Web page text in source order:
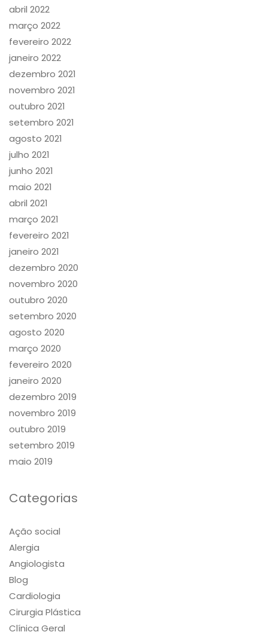
abril 2022
março 2022
fevereiro 2022
janeiro 2022
dezembro 2021
novembro 2021
outubro 2021
setembro 2021
agosto 2021
julho 2021
junho 2021
maio 2021
abril 2021
março 2021
fevereiro 2021
janeiro 2021
dezembro 2020
novembro 2020
outubro 2020
setembro 2020
agosto 2020
março 2020
fevereiro 2020
janeiro 2020
dezembro 2019
novembro 2019
outubro 2019
setembro 2019
maio 2019
Categorias
Ação social
Alergia
Angiologista
Blog
Cardiologia
Cirurgia Plástica
Clínica Geral